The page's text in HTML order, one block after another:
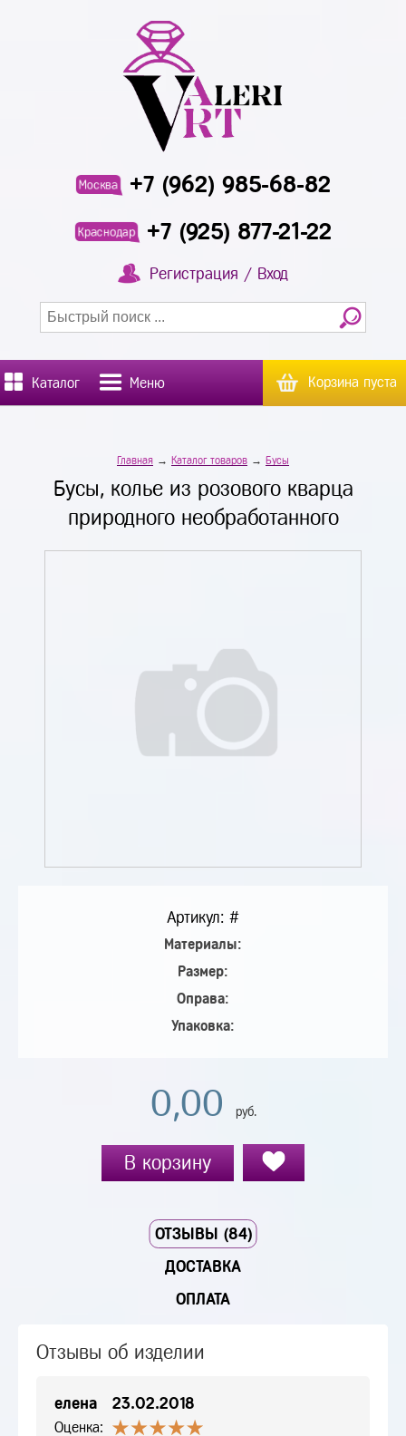
Москва +7 (962) 985-68-82
Краснодар +7 (925) 877-21-22
Регистрация / Вход
Каталог Меню Корзина пуста
Главная → Каталог товаров → Бусы
Бусы, колье из розового кварца
природного необработанного
Артикул: #
Материалы:
Размер:
Оправа:
Упаковка:
0,00 руб.
В корзину
ОТЗЫВЫ (84)
ДОСТАВКА
ОПЛАТА
Отзывы об изделии
елена 23.02.2018
Оценка: